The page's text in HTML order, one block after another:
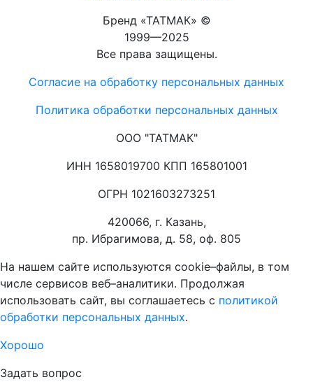
Бренд «ТАТМАК» ©
1999—2025
Все права защищены.
Согласие на обработку персональных данных
Политика обработки персональных данных
ООО "ТАТМАК"
ИНН 1658019700 КПП 165801001
ОГРН 1021603273251
420066, г. Казань,
пр. Ибрагимова, д. 58, оф. 805
На нашем сайте используются cookie–файлы, в том
числе сервисов веб–аналитики. Продолжая
использовать сайт, вы соглашаетесь с политикой
обработки персональных данных.
Хорошо
Задать вопрос